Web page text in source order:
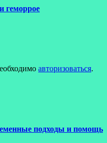
геморрое
авторизоваться.
подходы и помощь